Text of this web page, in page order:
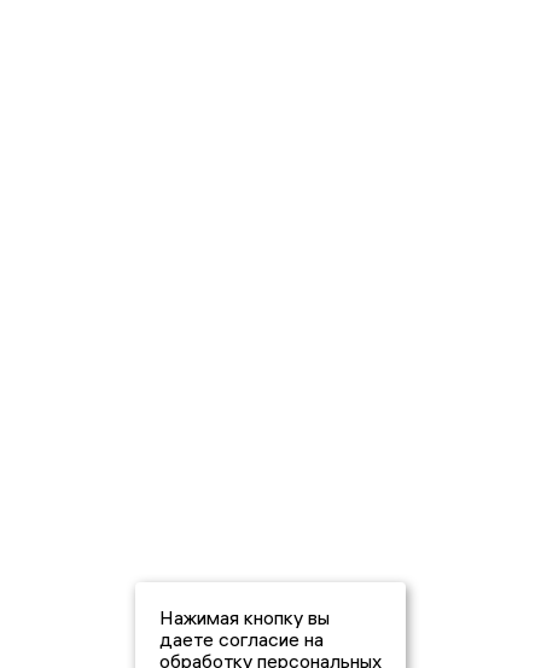
Нажимая кнопку вы
даете согласие на
обработку персональных